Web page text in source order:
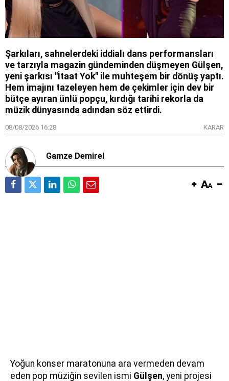
Şarkıları, sahnelerdeki iddialı dans performansları
ve tarzıyla magazin gündeminden düşmeyen Gülşen,
yeni şarkısı "İtaat Yok" ile muhteşem bir dönüş yaptı.
Hem imajını tazeleyen hem de çekimler için dev bir
bütçe ayıran ünlü popçu, kırdığı tarihi rekorla da
müzik dünyasında adından söz ettirdi.
08/08/2026 16:28 KARAR
Gamze Demirel
Yoğun konser maratonuna ara vermeden devam
eden pop müziğin sevilen ismi Gülşen, yeni projesi